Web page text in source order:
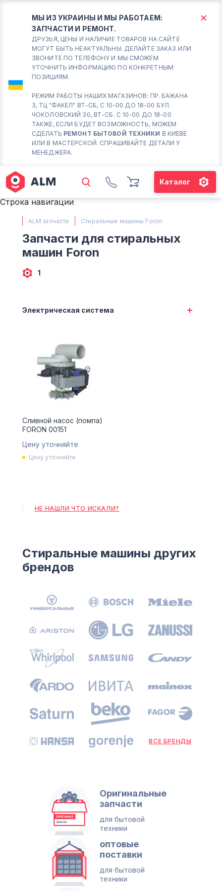
МЫ ИЗ УКРАИНЫ И МЫ РАБОТАЕМ:
ЗАПЧАСТИ И РЕМОНТ.
ДРУЗЬЯ, ЦЕНЫ И НАЛИЧИЕ ТОВАРОВ НА САЙТЕ
МОГУТ БЫТЬ НЕАКТУАЛЬНЫ. ДЕЛАЙТЕ ЗАКАЗ ИЛИ
ЗВОНИТЕ ПО ТЕЛЕФОНУ И МЫ СМОЖЕМ
УТОЧНИТЬ ИНФОРМАЦИЮ ПО КОНКРЕТНЫМ
ПОЗИЦИЯМ.
РЕЖИМ РАБОТЫ НАШИХ МАГАЗИНОВ: ПР. БАЖАНА
3, ТЦ "ФАКЕЛ" ВТ-СБ, С 10-00 ДО 18-00 БУЛ.
ЧОКОЛОВСКИЙ 30, ВТ-СБ. С 10-00 ДО 18-00
ТАКЖЕ, ЕСЛИ БУДЕТ ВОЗМОЖНОСТЬ, МОЖЕМ
СДЕЛАТЬ РЕМОНТ БЫТОВОЙ ТЕХНИКИ В КИЕВЕ
ИЛИ В МАСТЕРСКОЙ. СПРАШИВАЙТЕ ДЕТАЛИ У
МЕНЕДЖЕРА.
Каталог
КИЕВ БОРИСПОЛЬ
Вт.- Сб.
10:00 - 18:00
Соломенский район - ВТ-
СБ. с 10-00 до 18-00
(098) 672 76 42
(063) 722 37 14
М. ХАРЬКОВСКАЯ - ВТ-СБ, С
10-00 ДО 18-00
(063) 527 27 00
(044) 332 76 42
КАРТА
Строка навигации
ALM запчасти Стиральные машины Foron
Запчасти для стиральных
машин Foron
1
Электрическая система
Сливной насос (помпа)
FORON 00151
Цену уточняйте
Цену уточняйте
НЕ НАШЛИ ЧТО ИСКАЛИ?
Стиральные машины других
брендов
ВСЕ БРЕНДЫ
Оригинальные
запчасти
для бытовой
техники
оптовые
поставки
для бытовой
техники